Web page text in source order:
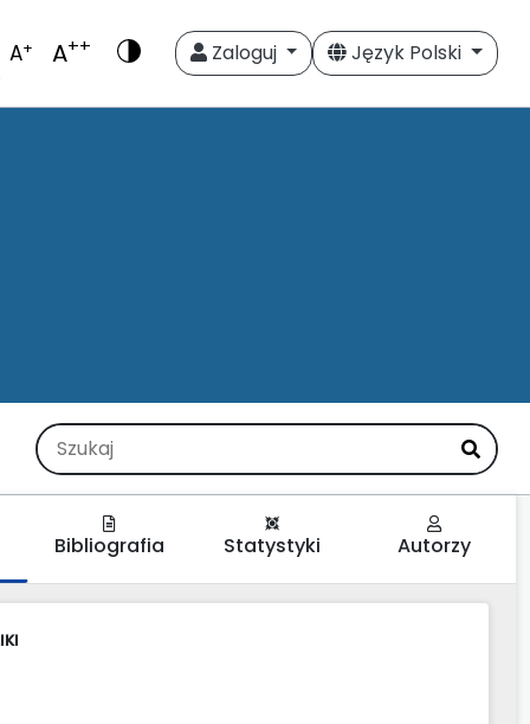
A+ A++ Zaloguj Język Polski
Bibliografia Statystyki Autorzy